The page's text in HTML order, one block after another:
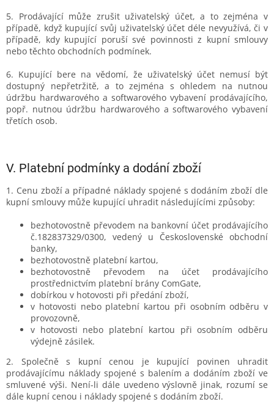
5. Prodávající může zrušit uživatelský účet, a to zejména v
případě, když kupující svůj uživatelský účet déle nevyužívá, či v
případě, kdy kupující poruší své povinnosti z kupní smlouvy
nebo těchto obchodních podmínek.
6. Kupující bere na vědomí, že uživatelský účet nemusí být
dostupný nepřetržitě, a to zejména s ohledem na nutnou
údržbu hardwarového a softwarového vybavení prodávajícího,
popř. nutnou údržbu hardwarového a softwarového vybavení
třetích osob.
V. Platební podmínky a dodání zboží
1. Cenu zboží a případné náklady spojené s dodáním zboží dle
kupní smlouvy může kupující uhradit následujícími způsoby:
bezhotovostně převodem na bankovní účet prodávajícího
č.182837329/0300, vedený u Československé obchodní
banky,
bezhotovostně platební kartou,
bezhotovostně převodem na účet prodávajícího
prostřednictvím platební brány ComGate,
dobírkou v hotovosti při předání zboží,
v hotovosti nebo platební kartou při osobním odběru v
provozovně,
v hotovosti nebo platební kartou při osobním odběru
výdejně zásilek.
2. Společně s kupní cenou je kupující povinen uhradit
prodávajícímu náklady spojené s balením a dodáním zboží ve
smluvené výši. Není-li dále uvedeno výslovně jinak, rozumí se
dále kupní cenou i náklady spojené s dodáním zboží.